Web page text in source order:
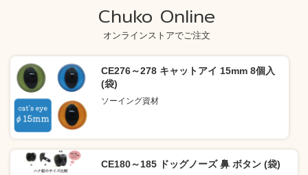
Chuko Online
オンラインストアでご注文
CE276～278 キャットアイ 15mm 8個入
(袋)
ソーイング資材
CE180～185 ドッグノーズ 鼻 ボタン (袋)